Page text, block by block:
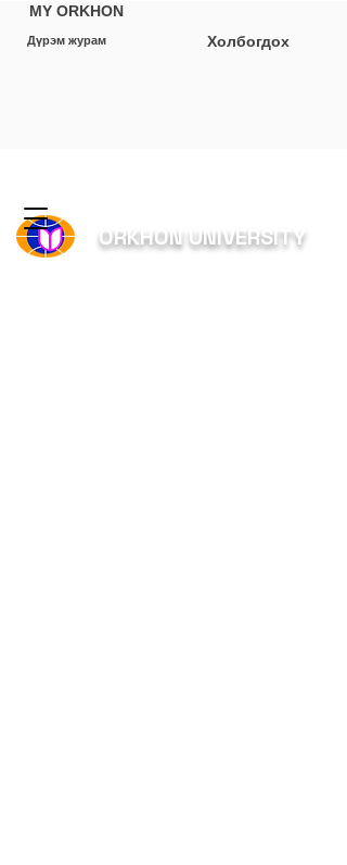
Дүрэм журам
MY ORKHON
Холбогдох
ORKHON UNIVERSITY